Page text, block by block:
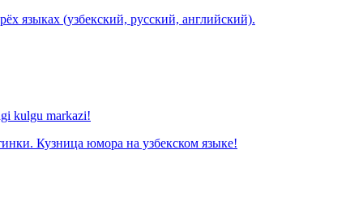
языках (узбекский, русский, английский).
kulgu markazi!
Кузница юмора на узбекском языке!